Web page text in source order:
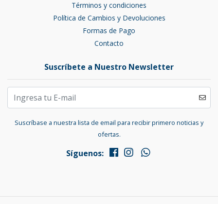
Términos y condiciones
Política de Cambios y Devoluciones
Formas de Pago
Contacto
Suscríbete a Nuestro Newsletter
Suscríbase a nuestra lista de email para recibir primero noticias y
ofertas.
Síguenos: